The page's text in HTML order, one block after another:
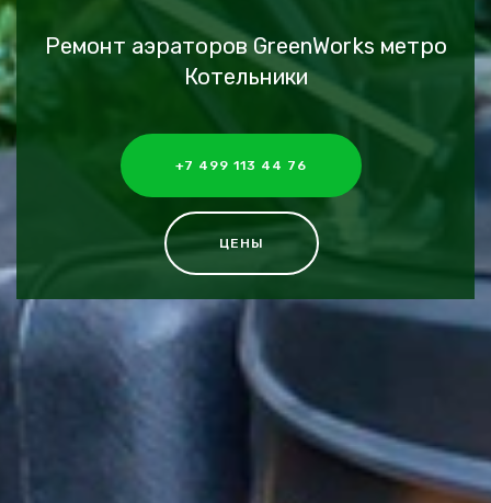
Ремонт аэраторов GreenWorks метро
Котельники
+7 499 113 44 76
ЦЕНЫ